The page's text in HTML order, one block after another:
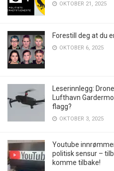
OKTOBER 21, 2025
Forestill deg at du
OKTOBER 6, 2025
Leserinnlegg:
Lufthavn
flagg?
OKTOBER 3, 2025
Youtube
politisk sensur –
komme tilbake!